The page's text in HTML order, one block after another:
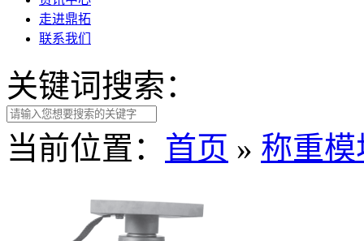
走进鼎拓
联系我们
关键词搜索：
当前位置： 首页 » 称重模